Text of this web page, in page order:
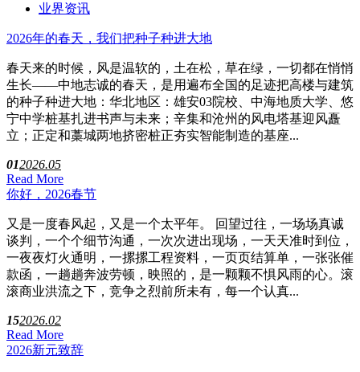
业界资讯
2026年的春天，我们把种子种进大地
春天来的时候，风是温软的，土在松，草在绿，一切都在悄悄
生长——中地志诚的春天，是用遍布全国的足迹把高楼与建筑
的种子种进大地：华北地区：雄安03院校、中海地质大学、悠
宁中学桩基扎进书声与未来；辛集和沧州的风电塔基迎风矗
立；正定和藁城两地挤密桩正夯实智能制造的基座...
012026.05
Read More
你好，2026春节
又是一度春风起，又是一个太平年。 回望过往，一场场真诚
谈判，一个个细节沟通，一次次进出现场，一天天准时到位，
一夜夜灯火通明，一摞摞工程资料，一页页结算单，一张张催
款函，一趟趟奔波劳顿，映照的，是一颗颗不惧风雨的心。滚
滚商业洪流之下，竞争之烈前所未有，每一个认真...
152026.02
Read More
2026新元致辞